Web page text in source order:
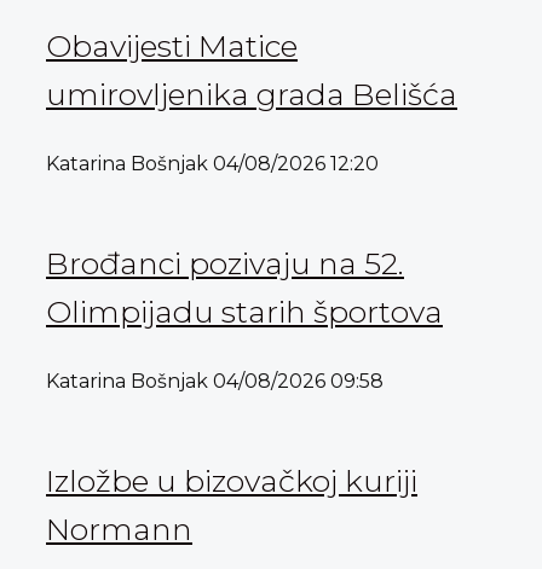
Obavijesti Matice
umirovljenika grada Belišća
Katarina Bošnjak 04/08/2026 12:20
Brođanci pozivaju na 52.
Olimpijadu starih športova
Katarina Bošnjak 04/08/2026 09:58
Izložbe u bizovačkoj kuriji
Normann